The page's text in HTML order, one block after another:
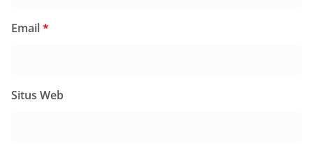
Email*
Situs Web